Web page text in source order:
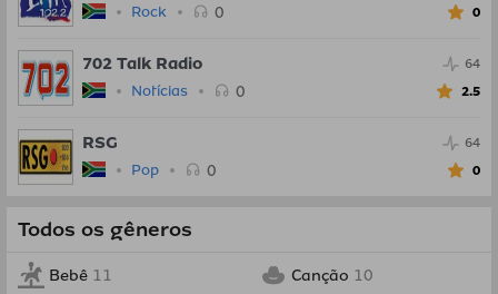
Rock 0
0
702 Talk Radio
Notícias 0
64
2.5
RSG
Pop 0
64
0
Todos os gêneros
Bebê 11 Canção 10